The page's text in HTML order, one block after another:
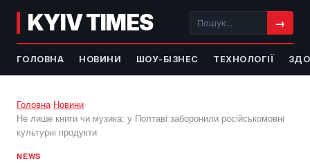
KYIV TIMES →
ГОЛОВНА НОВИНИ ШОУ-БІЗНЕС ТЕХНОЛОГІЇ
Головна›Новини›
Не лише книги чи музика: у Полтаві заборонили російськомовні
культурні продукти
NEWS